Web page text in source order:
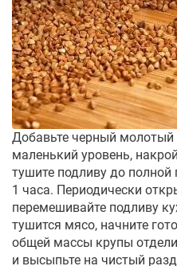
Добавьте черный молотый
маленький уровень,
тушите подливу до полной
1 часа. Периодически
перемешивайте подливу
тушится мясо, начните
общей массы крупы
и высыпьте на чистый